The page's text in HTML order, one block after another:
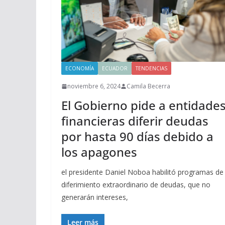
ECONOMÍA ECUADOR TENDENCIAS
noviembre 6, 2024 Camila Becerra
El Gobierno pide a
financieras diferir deudas
por hasta 90 días debido a
los apagones
el presidente Daniel Noboa habilitó programas de
diferimiento extraordinario de deudas, que no
generarán intereses,
Leer más